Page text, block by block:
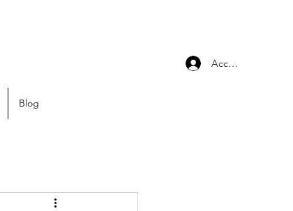
Accedi
Blog